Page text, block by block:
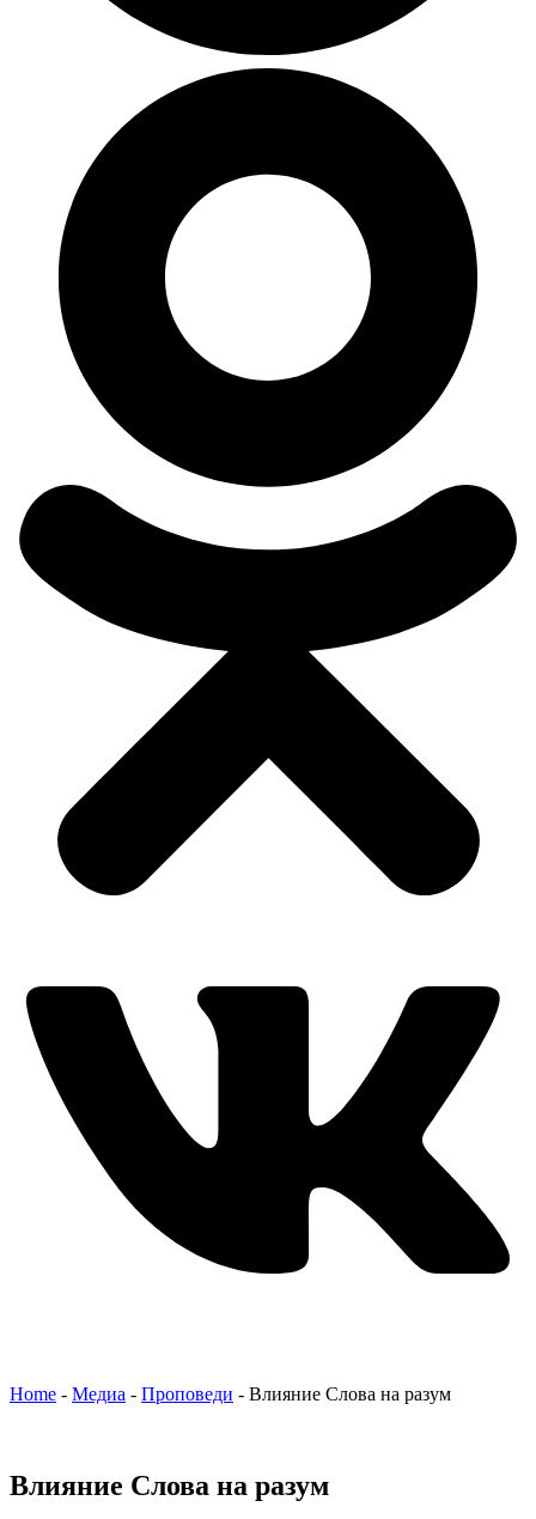
Home - Медиа - Проповеди - Влияние Слова на разум
Влияние Слова на разум